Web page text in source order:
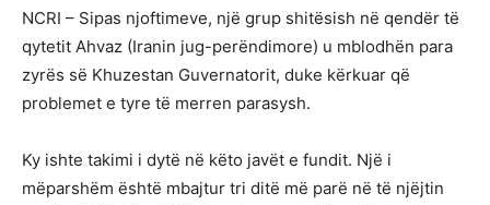
NCRI – Sipas njoftimeve, një grup shitësish në qendër të
qytetit Ahvaz (Iranin jug-perëndimore) u mblodhën para
zyrës së Khuzestan Guvernatorit, duke kërkuar që
problemet e tyre të merren parasysh.
Ky ishte takimi i dytë në këto javët e fundit. Një i
mëparshëm është mbajtur tri ditë më parë në të njëjtin